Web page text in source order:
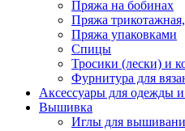
Пряжа на бобинах
Пряжа
Пряжа упаковками
Спицы
Тросики (лески) и
Фурнитура для
Аксессуары для одежды
Вышивка
Иглы для